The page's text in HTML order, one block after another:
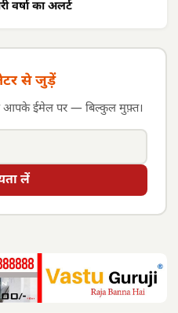
वर्षा का अलर्ट
से जुड़ें
आपके ईमेल पर — बिल्कुल मुफ़्त।
लें